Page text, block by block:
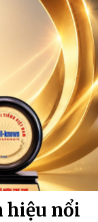
hiệu nổi